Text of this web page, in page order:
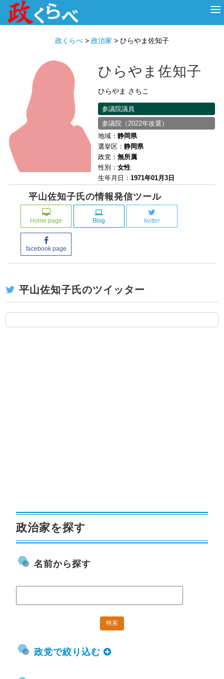
政くらべ > 政治家 > ひらやま佐知子
ひらやま佐知子
ひらやま さちこ
参議院議員
参議院（2022年改選）
地域： 静岡県
選挙区： 静岡県
政党： 無所属
性別： 女性
生年月日： 1971年01月3日
平山佐知子氏の情報発信ツール
Home page Blog twitter
facebook page
平山佐知子氏のツイッター
政治家を探す
名前から探す
政党で絞り込む